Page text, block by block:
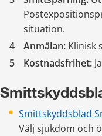
situation.
Anmälan: Klinisk
Kostnadsfrihet:
Smittskyddsblad
Välj sjukdom och